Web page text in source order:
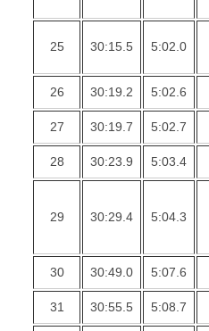
25 30:15.5 5:02.0
26 30:19.2 5:02.6
27 30:19.7 5:02.7
28 30:23.9 5:03.4
29 30:29.4 5:04.3
30 30:49.0 5:07.6
31 30:55.5 5:08.7